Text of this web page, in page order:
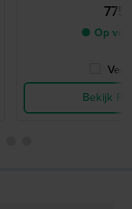
● Op
Bekijk